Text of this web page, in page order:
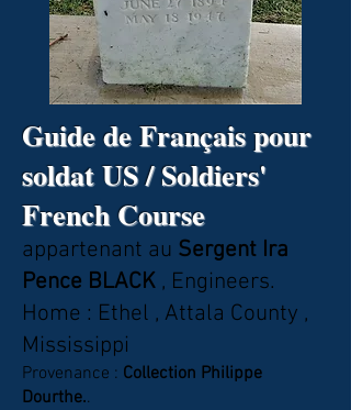
Guide de Français pour
soldat US / Soldiers'
French Course
appartenant au Sergent Ira
Pence BLACK , Engineers.
Home : Ethel , Attala County ,
Mississippi
Provenance : Collection Philippe
Dourthe..